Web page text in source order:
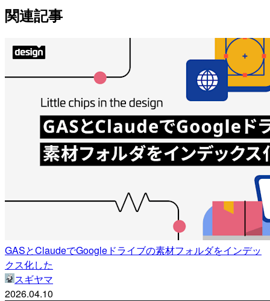
関連記事
GASとClaudeでGoogleドライブの素材フォルダをインデッ
クス化した
スギヤマ
2026.04.10